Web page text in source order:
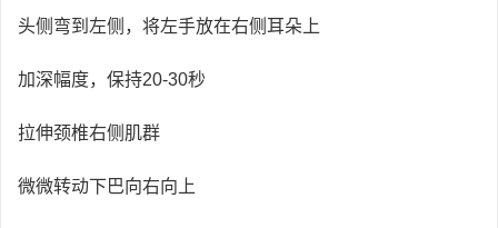
头侧弯到左侧，将左手放在右侧耳朵上
加深幅度，保持20-30秒
拉伸颈椎右侧肌群
微微转动下巴向右向上